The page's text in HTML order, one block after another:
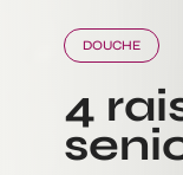
DOUCHE
4